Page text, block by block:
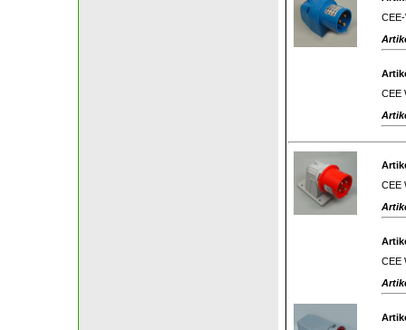
CEE
CEE
CEE